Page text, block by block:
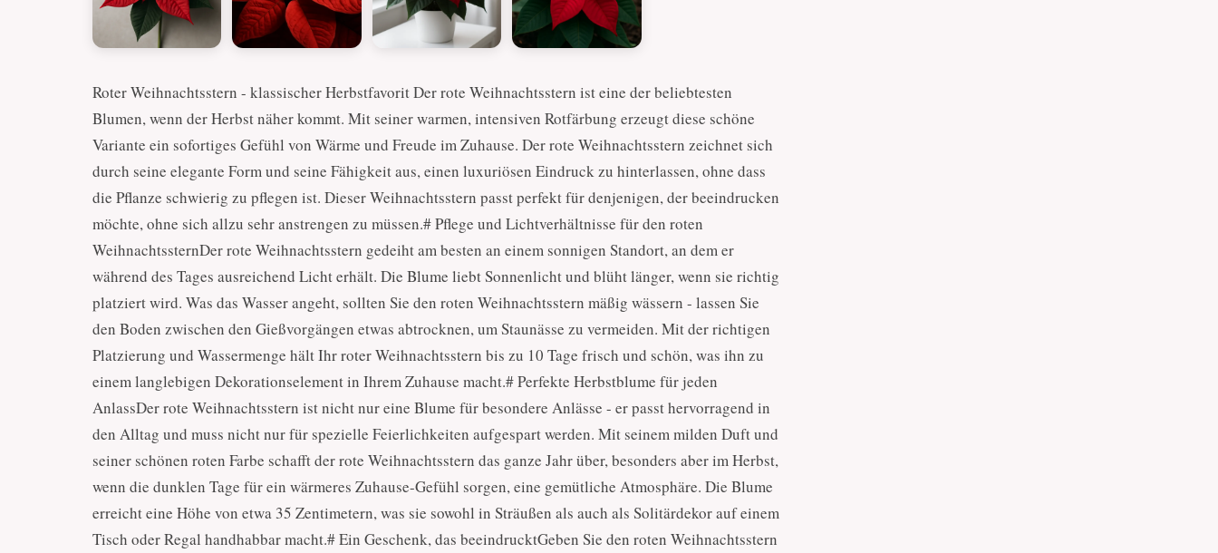
Roter Weihnachtsstern - klassischer Herbstfavorit Der rote Weihnachtsstern ist eine der beliebtesten
Blumen, wenn der Herbst näher kommt. Mit seiner warmen, intensiven Rotfärbung erzeugt diese schöne
Variante ein sofortiges Gefühl von Wärme und Freude im Zuhause. Der rote Weihnachtsstern zeichnet sich
durch seine elegante Form und seine Fähigkeit aus, einen luxuriösen Eindruck zu hinterlassen, ohne dass
die Pflanze schwierig zu pflegen ist. Dieser Weihnachtsstern passt perfekt für denjenigen, der beeindrucken
möchte, ohne sich allzu sehr anstrengen zu müssen.# Pflege und Lichtverhältnisse für den roten
WeihnachtssternDer rote Weihnachtsstern gedeiht am besten an einem sonnigen Standort, an dem er
während des Tages ausreichend Licht erhält. Die Blume liebt Sonnenlicht und blüht länger, wenn sie richtig
platziert wird. Was das Wasser angeht, sollten Sie den roten Weihnachtsstern mäßig wässern - lassen Sie
den Boden zwischen den Gießvorgängen etwas abtrocknen, um Staunässe zu vermeiden. Mit der richtigen
Platzierung und Wassermenge hält Ihr roter Weihnachtsstern bis zu 10 Tage frisch und schön, was ihn zu
einem langlebigen Dekorationselement in Ihrem Zuhause macht.# Perfekte Herbstblume für jeden
AnlassDer rote Weihnachtsstern ist nicht nur eine Blume für besondere Anlässe - er passt hervorragend in
den Alltag und muss nicht nur für spezielle Feierlichkeiten aufgespart werden. Mit seinem milden Duft und
seiner schönen roten Farbe schafft der rote Weihnachtsstern das ganze Jahr über, besonders aber im Herbst,
wenn die dunklen Tage für ein wärmeres Zuhause-Gefühl sorgen, eine gemütliche Atmosphäre. Die Blume
erreicht eine Höhe von etwa 35 Zentimetern, was sie sowohl in Sträußen als auch als Solitärdekor auf einem
Tisch oder Regal handhabbar macht.# Ein Geschenk, das beeindrucktGeben Sie den roten Weihnachtsstern